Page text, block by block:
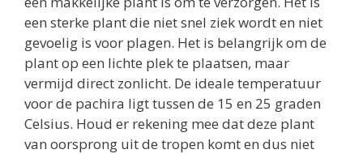
een sterke plant die niet snel ziek wordt en niet
gevoelig is voor plagen. Het is belangrijk om de
plant op een lichte plek te plaatsen, maar
vermijd direct zonlicht. De ideale temperatuur
voor de pachira ligt tussen de 15 en 25 graden
Celsius. Houd er rekening mee dat deze plant
van oorsprong uit de tropen komt en dus niet